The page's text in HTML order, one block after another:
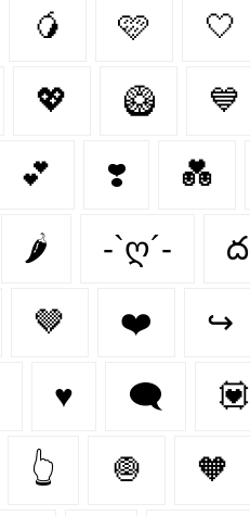
🥭 🩷 🤍
💖 🥝 💙
💕 ❣️ 💑
🌶 -`ღ´- ద
🤎 ❤️‍ ↪
♥️ 🗨 💟
👆 🧅 🧡